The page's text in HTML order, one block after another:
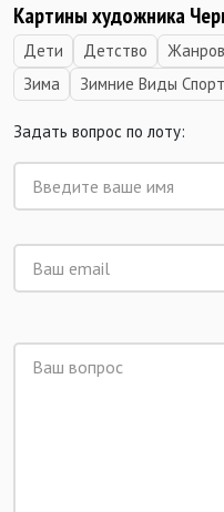
Картины художника
Дети Детство
Зима
Зимние Виды
Задать вопрос по лоту: